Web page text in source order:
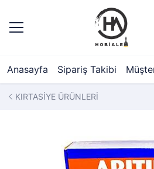
Anasayfa Sipariş Takibi
KIRTASİYE ÜRÜNLERİ